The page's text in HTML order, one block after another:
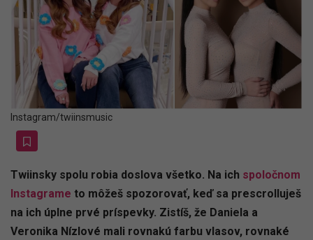
Instagram/twiinsmusic
Twiinsky spolu robia doslova všetko. Na ich spoločnom
Instagrame to môžeš spozorovať, keď sa prescrolluješ
na ich úplne prvé príspevky. Zistíš, že Daniela a
Veronika Nízlové mali rovnakú farbu vlasov, rovnaké